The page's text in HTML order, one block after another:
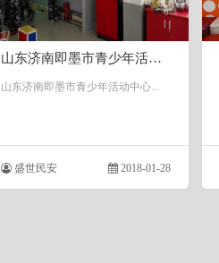
山东济南即墨市青少年活动中心
山东济南即墨市青少年活动中心...
盛世民安 2018-01-28